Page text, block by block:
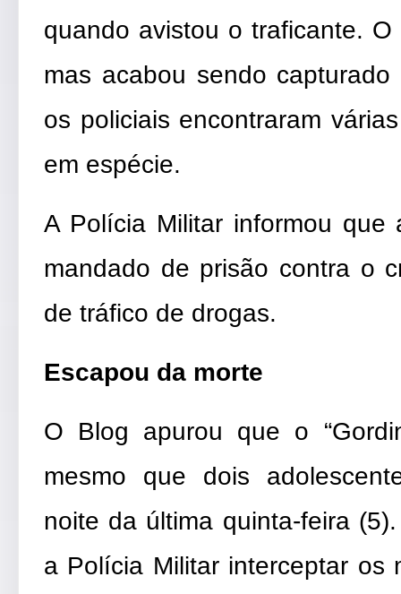
quando avistou o traficante.
mas acabou sendo
os policiais encontraram
em espécie.
A Polícia Militar informou
mandado de prisão contra o
de tráfico de drogas.
Escapou da morte
O Blog apurou que o
mesmo que dois
noite da última quinta-feira
a Polícia Militar interceptar os